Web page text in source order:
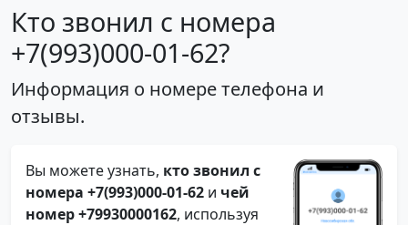
Кто звонил с номера
+7(993)000-01-62?
Информация о номере телефона и
отзывы.
Вы можете узнать, кто звонил с
номера +7(993)000-01-62 и чей
номер +79930000162, используя